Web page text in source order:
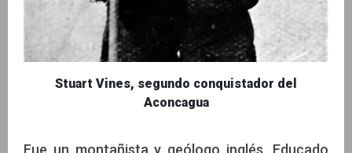
Stuart Vines, segundo conquistador del
Aconcagua